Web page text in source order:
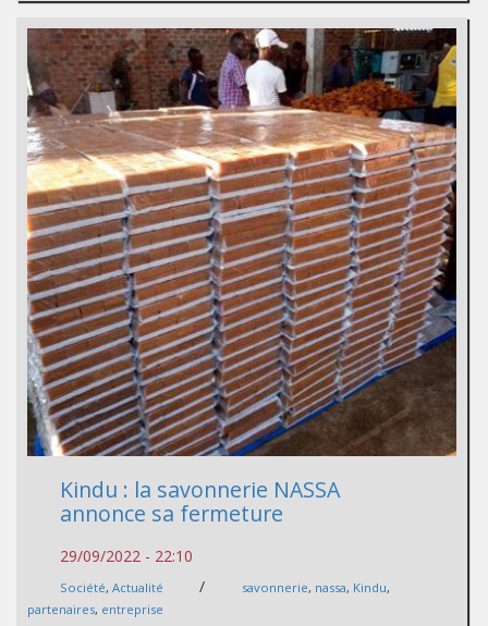
Kindu : la savonnerie NASSA
annonce sa fermeture
29/09/2022 - 22:10
Société, Actualité / savonnerie, nassa, Kindu,
partenaires, entreprise